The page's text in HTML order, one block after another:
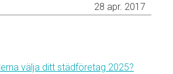
28 apr. 2017
välja ditt städföretag 2025?